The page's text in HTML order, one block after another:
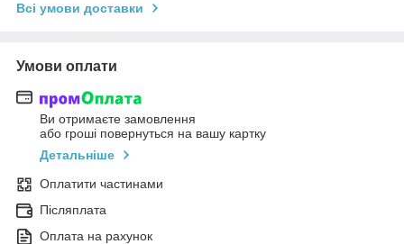
Всі умови доставки
Умови оплати
Ви отримаєте замовлення
або гроші повернуться на вашу картку
Детальніше
Оплатити частинами
Післяплата
Оплата на рахунок